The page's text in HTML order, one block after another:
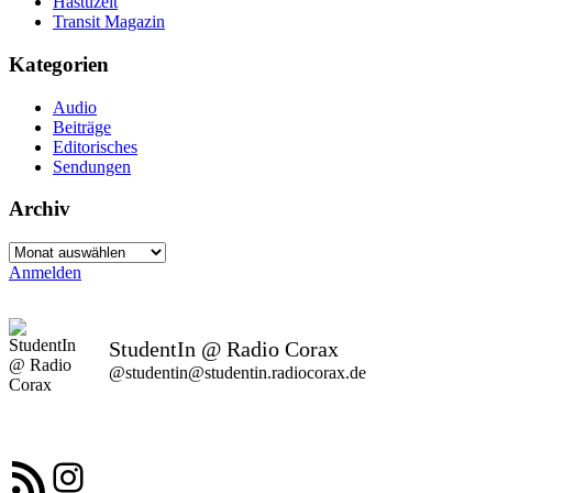
Transit Magazin
Kategorien
Audio
Beiträge
Editorisches
Sendungen
Archiv
Archiv
Anmelden
StudentIn @ Radio Corax
@studentin@studentin.radiocorax.de
RSS-FeedInstagram